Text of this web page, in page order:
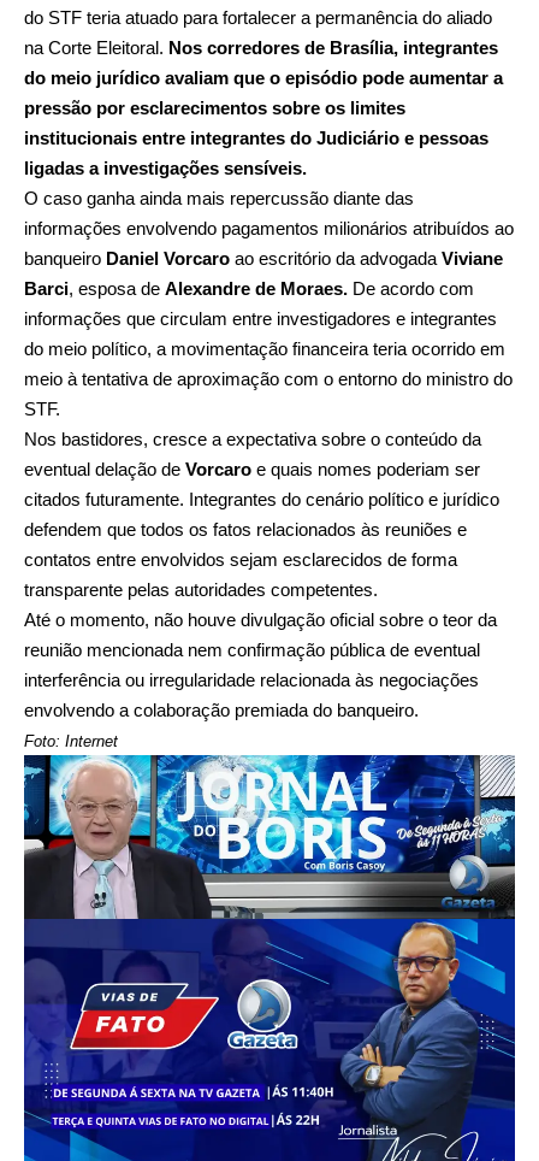
do STF teria atuado para fortalecer a permanência do aliado
na Corte Eleitoral. Nos corredores de Brasília, integrantes
do meio jurídico avaliam que o episódio pode aumentar a
pressão por esclarecimentos sobre os limites
institucionais entre integrantes do Judiciário e pessoas
ligadas a investigações sensíveis.
O caso ganha ainda mais repercussão diante das
informações envolvendo pagamentos milionários atribuídos ao
banqueiro Daniel Vorcaro ao escritório da advogada Viviane
Barci, esposa de Alexandre de Moraes. De acordo com
informações que circulam entre investigadores e integrantes
do meio político, a movimentação financeira teria ocorrido em
meio à tentativa de aproximação com o entorno do ministro do
STF.
Nos bastidores, cresce a expectativa sobre o conteúdo da
eventual delação de Vorcaro e quais nomes poderiam ser
citados futuramente. Integrantes do cenário político e jurídico
defendem que todos os fatos relacionados às reuniões e
contatos entre envolvidos sejam esclarecidos de forma
transparente pelas autoridades competentes.
Até o momento, não houve divulgação oficial sobre o teor da
reunião mencionada nem confirmação pública de eventual
interferência ou irregularidade relacionada às negociações
envolvendo a colaboração premiada do banqueiro.
Foto: Internet